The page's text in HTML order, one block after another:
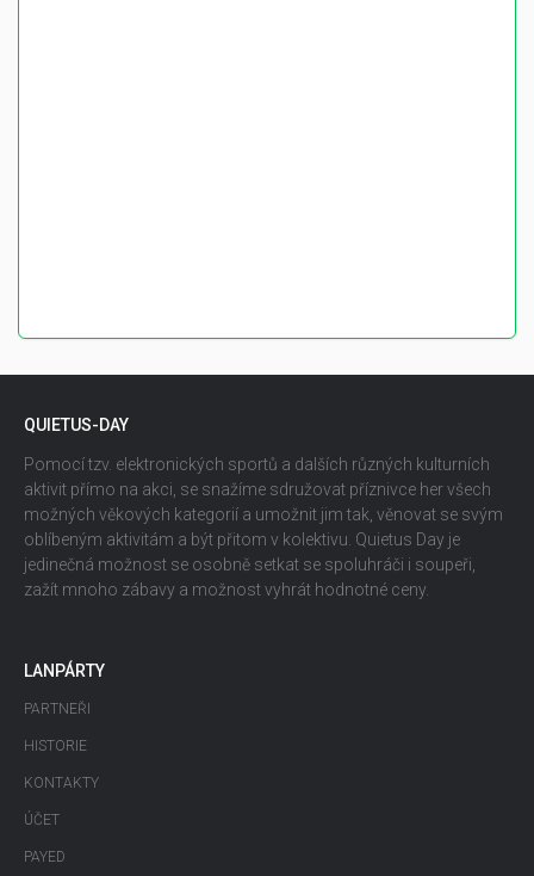
QUIETUS-DAY
Pomocí tzv. elektronických sportů a dalších různých kulturních
aktivit přímo na akci, se snažíme sdružovat příznivce her všech
možných věkových kategorií a umožnit jim tak, věnovat se svým
oblíbeným aktivitám a být přitom v kolektivu. Quietus Day je
jedinečná možnost se osobně setkat se spoluhráči i soupeři,
zažít mnoho zábavy a možnost vyhrát hodnotné ceny.
LANPÁRTY
PARTNEŘI
HISTORIE
KONTAKTY
ÚČET
PAYED